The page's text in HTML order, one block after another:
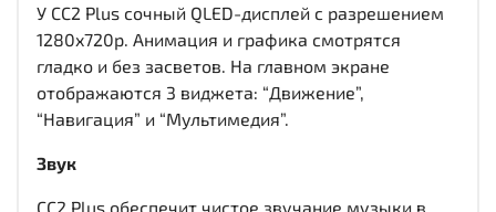
У CC2 Plus сочный QLED-дисплей c разрешением
1280x720р. Анимация и графика смотрятся
гладко и без засветов. На главном экране
отображаются 3 виджета: “Движение”,
“Навигация” и “Мультимедия”.
Звук
CC2 Plus обеспечит чистое звучание музыки в